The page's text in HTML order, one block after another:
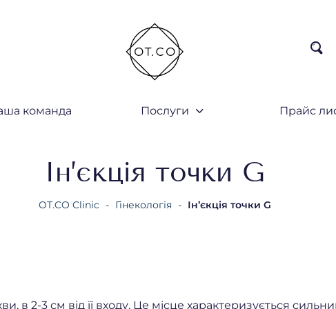
команда Послуги Прайс
Ін’єкція точки G
OT.CO Clinic - Гінекологія - Ін’єкція точки G
в 2-3 см від її входу. Це місце характеризується